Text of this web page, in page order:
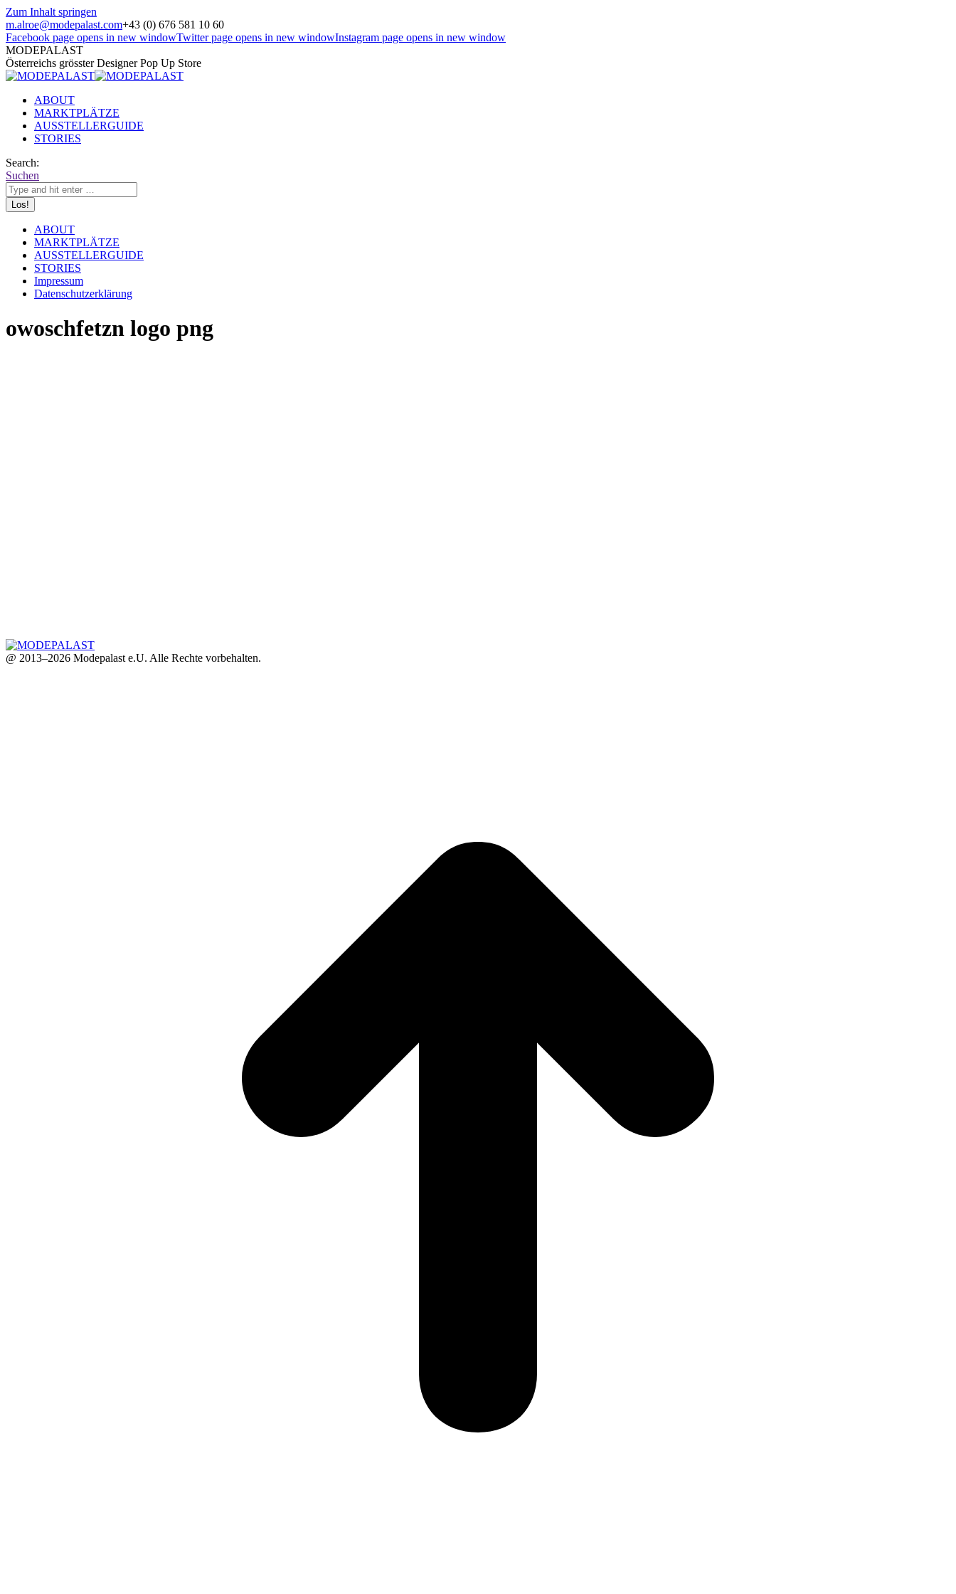
Zum Inhalt springen
m.alroe@modepalast.com+43 (0) 676 581 10 60
Facebook page opens in new windowTwitter page opens in new windowInstagram page opens in new window
MODEPALAST
Österreichs grösster Designer Pop Up Store
ABOUT
MARKTPLÄTZE
AUSSTELLERGUIDE
STORIES
Search:
Suchen
ABOUT
MARKTPLÄTZE
AUSSTELLERGUIDE
STORIES
Impressum
Datenschutzerklärung
owoschfetzn logo png
@ 2013–2026 Modepalast e.U. Alle Rechte vorbehalten.